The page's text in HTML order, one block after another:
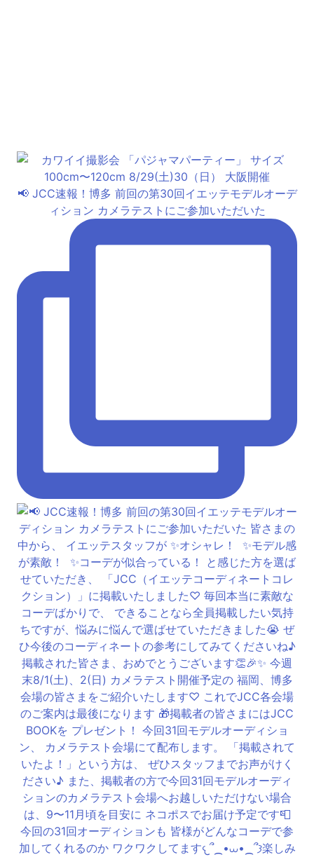
📢 JCC速報！博多 前回の第30回イエッテモデルオーデ
ィション カメラテストにご参加いただいた